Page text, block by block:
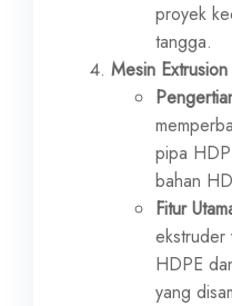
proyek
tangga.
Mesin
pipa
bahan
Fitur
ekstruder
HDPE
yang